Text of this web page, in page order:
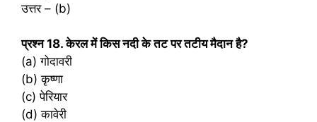
उत्तर – (b)
प्रश्‍न 18. केरल में किस नदी के तट पर तटीय मैदान है?
(a) गोदावरी
(b) कृष्णा
(c) पेरियार
(d) कावेरी